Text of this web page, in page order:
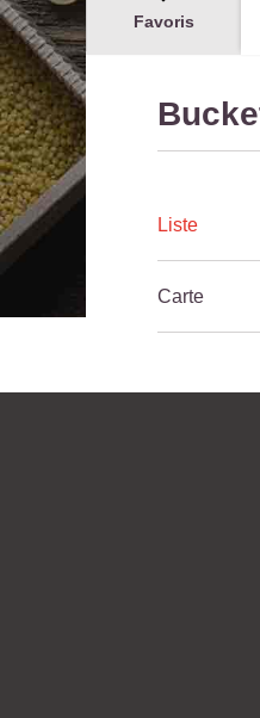
Favoris
Liste
Carte